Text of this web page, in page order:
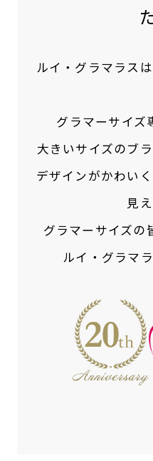
ルイ・グラマラス
グラマーサイズ
大きいサイズのブ
デザインがかわい
見
グラマーサイズの
ルイ・グラマ